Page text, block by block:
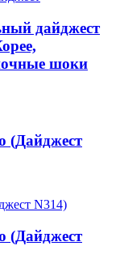
дайджест
шоки
(Дайджест
(Дайджест